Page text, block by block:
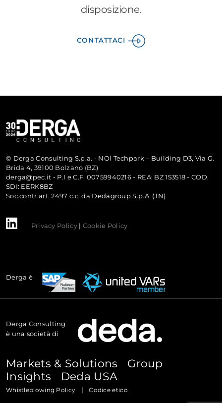
disposizione.
CONTATTACI
© Derga Consulting S.p.a. - NOI Techpark – Building D3, Via G.
Brida 4, 39100 Bolzano (BZ)
derga@pec.it - P.I e C.F. 00759940216 - REA: BZ 153518 - COD.
SDI: EERK8BZ
Soc.contr.art. 2497 c.c. da Dedagroup S.p.A. (TN)
Privacy Policy| Cookie Policy
Derga è
Derga Consulting
è una società di
Markets & Solutions
Group
Insights
Deda USA
Whistleblowing Policy | Codice etico